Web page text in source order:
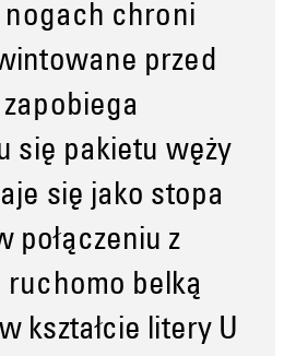
nogach chroni
przed
się pakietu węży
się jako stopa
połączeniu z
ruchomo belką
kształcie litery U